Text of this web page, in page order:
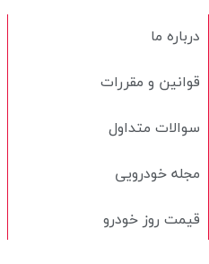
درباره ما
قوانین و مقررات
سوالات متداول
مجله خودرویی
قیمت روز خودرو